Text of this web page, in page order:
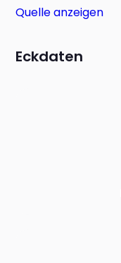
Quelle anzeigen
Eckdaten